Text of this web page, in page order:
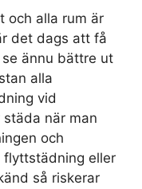
och alla rum är
det dags att få
ännu bättre ut
alla
vid
när man
och
flyttstädning eller
så riskerar